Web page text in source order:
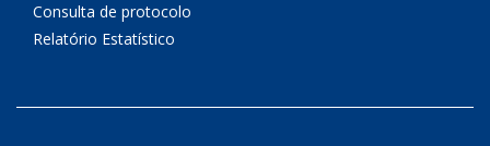
Consulta de protocolo
Relatório Estatístico